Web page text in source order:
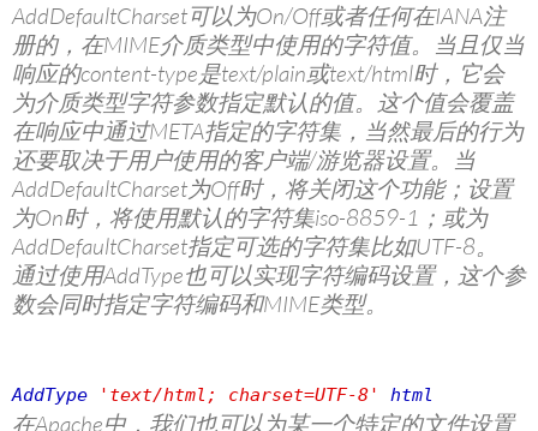
AddDefaultCharset可以为On/Off或者任何在IANA注
册的，在MIME介质类型中使用的字符值。当且仅当
响应的content-type是text/plain或text/html时，它会
为介质类型字符参数指定默认的值。这个值会覆盖
在响应中通过META指定的字符集，当然最后的行为
还要取决于用户使用的客户端/游览器设置。当
AddDefaultCharset为Off时，将关闭这个功能；设置
为On时，将使用默认的字符集iso-8859-1；或为
AddDefaultCharset指定可选的字符集比如UTF-8。
通过使用AddType也可以实现字符编码设置，这个参
数会同时指定字符编码和MIME类型。
AddType 'text/html; charset=UTF-8' html
在Apache中，我们也可以为某一个特定的文件设置